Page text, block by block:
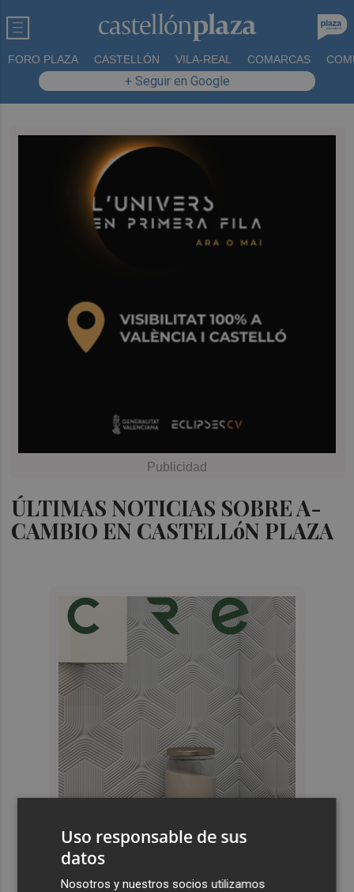
FORO PLAZA CASTELLÓN VILA-REAL COMARCAS
+ Seguir en Google
ÚLTIMAS NOTICIAS SOBRE A-
CAMBIO EN CASTELLóN PLAZA
Últimas Noticias
Uso responsable de sus
datos
Nosotros y nuestros socios utilizamos